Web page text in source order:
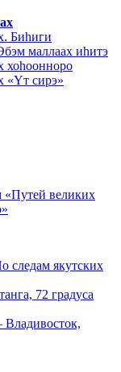
Биһиги
маллаах иһитэ
хоһоонноро
«Үт сирэ»
«Путей великих
следам якутских
72 градуса